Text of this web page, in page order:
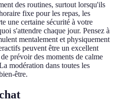
des routines, surtout lorsqu'ils
fixe pour les repas, les
une certaine sécurité à votre
s'attendre chaque jour. Pensez à
mentalement et physiquement
peuvent être un excellent
prévoir des moments de calme
modération dans toutes les
être.